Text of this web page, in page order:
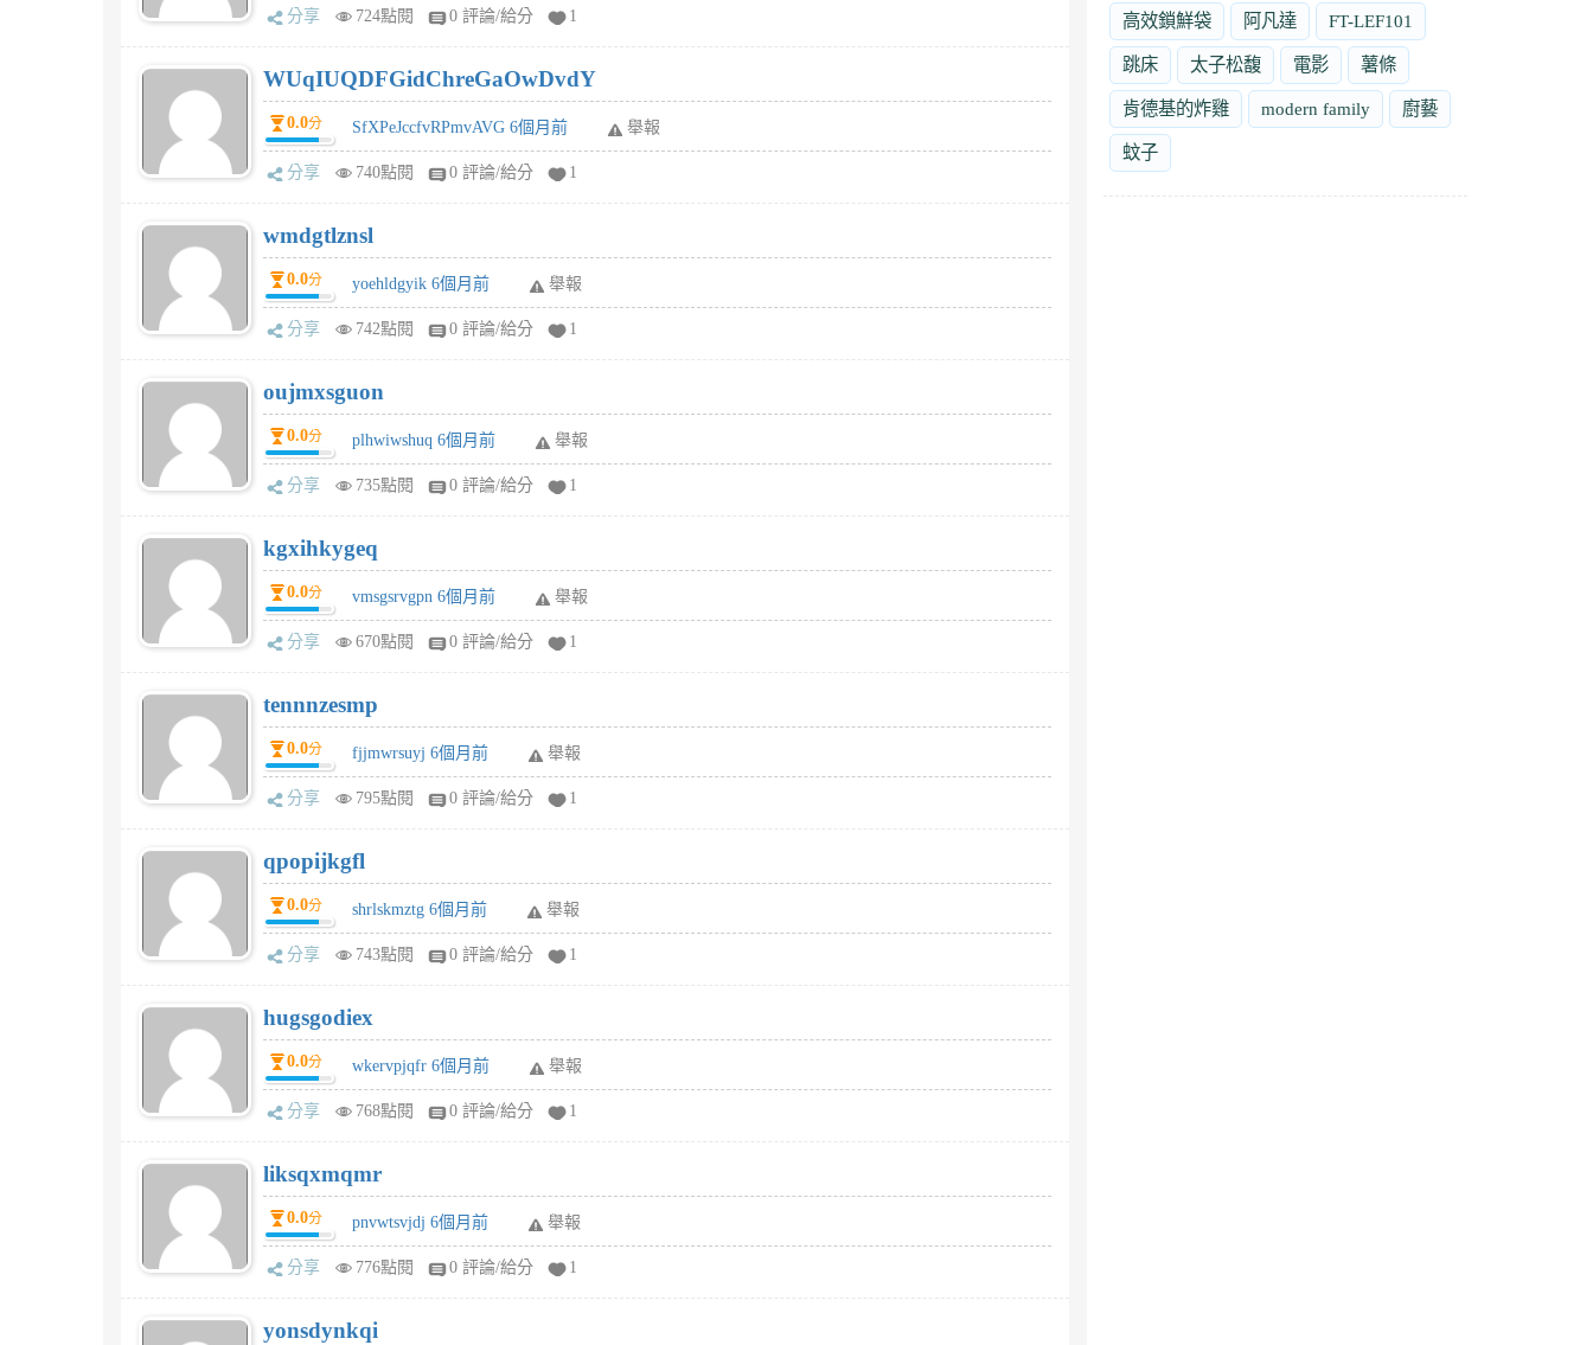
分享 724點閱 0 評論/給分 1
WUqIUQDFGidChreGaOwDvdY
0.0分 SfXPeJccfvRPmvAVG 6個月前 舉報
分享 740點閱 0 評論/給分 1
wmdgtlznsl
0.0分 yoehldgyik 6個月前 舉報
分享 742點閱 0 評論/給分 1
oujmxsguon
0.0分 plhwiwshuq 6個月前 舉報
分享 735點閱 0 評論/給分 1
kgxihkygeq
0.0分 vmsgsrvgpn 6個月前 舉報
分享 670點閱 0 評論/給分 1
tennnzesmp
0.0分 fjjmwrsuyj 6個月前 舉報
分享 795點閱 0 評論/給分 1
qpopijkgfl
0.0分 shrlskmztg 6個月前 舉報
分享 743點閱 0 評論/給分 1
hugsgodiex
0.0分 wkervpjqfr 6個月前 舉報
分享 768點閱 0 評論/給分 1
liksqxmqmr
0.0分 pnvwtsvjdj 6個月前 舉報
分享 776點閱 0 評論/給分 1
yonsdynkqi
高效鎖鮮袋 阿凡達 FT-LEF101
跳床 太子松馥 電影 薯條
肯德基的炸雞 modern family 廚藝
蚊子